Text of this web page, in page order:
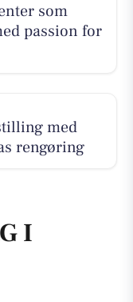
som
passion for
med
rengøring
I